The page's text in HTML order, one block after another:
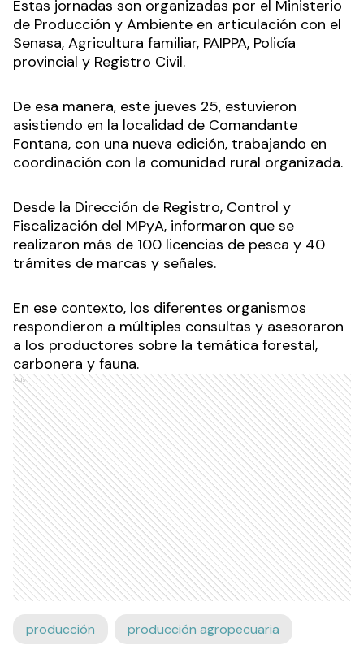
Estas jornadas son organizadas por el Ministerio
de Producción y Ambiente en articulación con el
Senasa, Agricultura familiar, PAIPPA, Policía
provincial y Registro Civil.
De esa manera, este jueves 25, estuvieron
asistiendo en la localidad de Comandante
Fontana, con una nueva edición, trabajando en
coordinación con la comunidad rural organizada.
Desde la Dirección de Registro, Control y
Fiscalización del MPyA, informaron que se
realizaron más de 100 licencias de pesca y 40
trámites de marcas y señales.
En ese contexto, los diferentes organismos
respondieron a múltiples consultas y asesoraron
a los productores sobre la temática forestal,
carbonera y fauna.
Ads
producción producción agropecuaria